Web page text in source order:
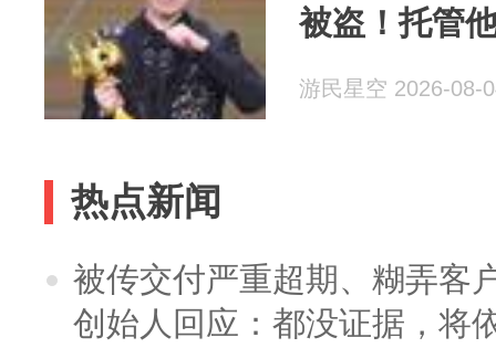
被盗！托管
游民星空 2026-08-
热点新闻
被传交付严重超期、糊弄客
创始人回应：都没证据，将